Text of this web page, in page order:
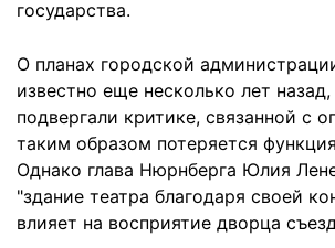
государства.
О планах городской
известно еще несколько лет
подвергали критике, связанной с
таким образом потеряется
Однако глава Нюрнберга Юлия
"здание театра благодаря своей
влияет на восприятие дворца